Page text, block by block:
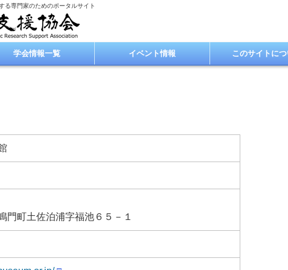
る専門家のためのポータルサイト
学会情報一覧 イベント情報 このサイトに
門町土佐泊浦字福池６５－１